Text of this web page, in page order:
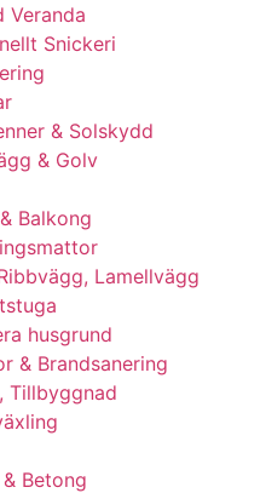
Veranda
Snickeri
& Solskydd
& Golv
Balkong
Lamellvägg
husgrund
& Brandsanering
Tillbyggnad
Betong